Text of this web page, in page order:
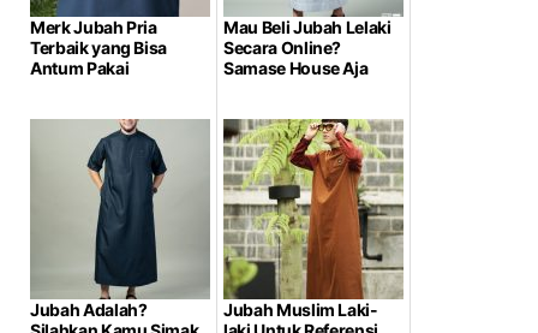
Merk Jubah Pria
Terbaik yang Bisa
Antum Pakai
Mau Beli Jubah Lelaki
Secara Online?
Samase House Aja
Jubah Adalah?
Jubah Muslim Laki-